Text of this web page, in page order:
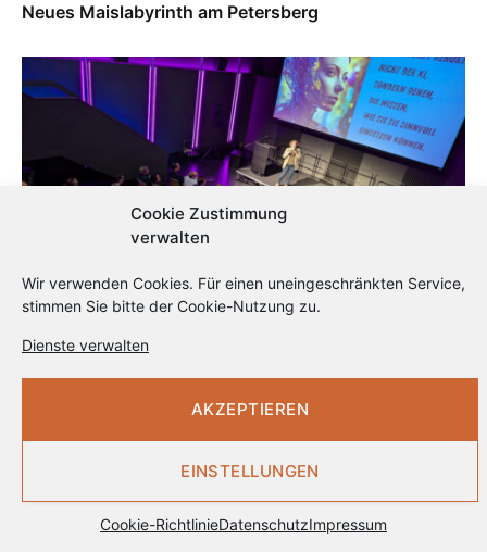
Cookie Zustimmung
verwalten
Wir verwenden Cookies. Für einen uneingeschränkten Service,
stimmen Sie bitte der Cookie-Nutzung zu.
Dienste verwalten
AKZEPTIEREN
EINSTELLUNGEN
Cookie-RichtlinieDatenschutzImpressum
Neues Maislabyrinth am Petersberg